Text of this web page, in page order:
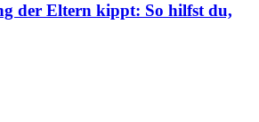
der Eltern kippt: So hilfst du,